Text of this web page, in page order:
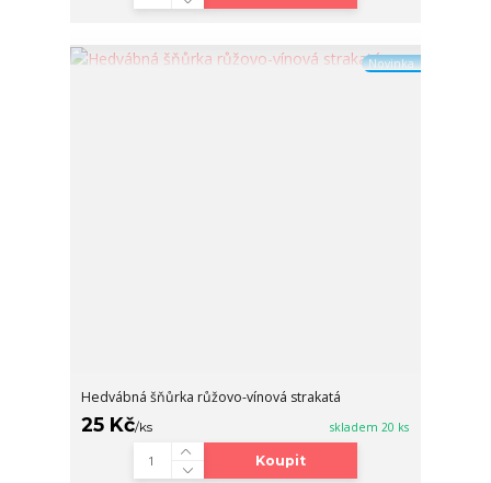
Novinka
Hedvábná šňůrka růžovo-vínová strakatá
25 Kč/ks skladem 20 ks
Koupit